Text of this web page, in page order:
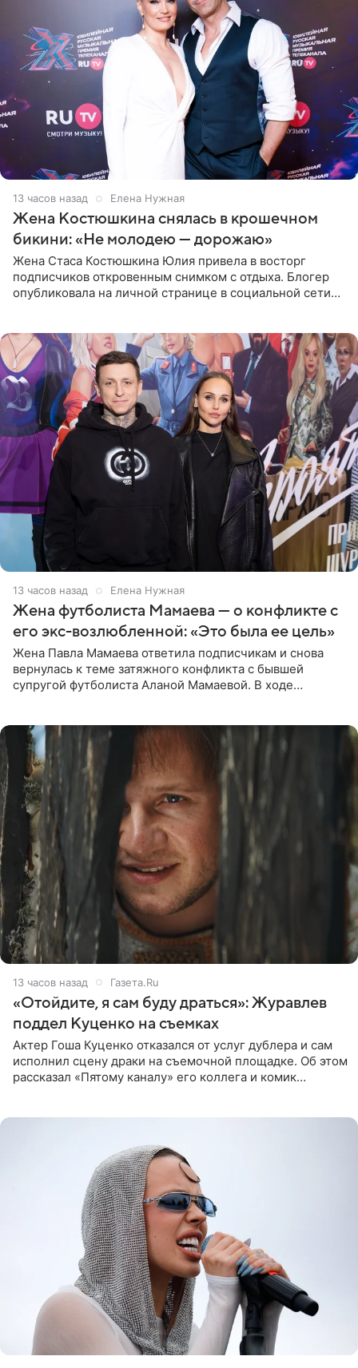
13 часов назад Елена Нужная
Жена Костюшкина снялась в крошечном
бикини: «Не молодею — дорожаю»
Жена Стаса Костюшкина Юлия привела в восторг
подписчиков откровенным снимком с отдыха. Блогер
опубликовала на личной странице в социальной сети
13 часов назад Елена Нужная
Жена футболиста Мамаева — о конфликте с
его экс-возлюбленной: «Это была ее цель»
Жена Павла Мамаева ответила подписчикам и снова
вернулась к теме затяжного конфликта с бывшей
супругой футболиста Аланой Мамаевой. В ходе
13 часов назад Газета.Ru
«Отойдите, я сам буду драться»: Журавлев
поддел Куценко на съемках
Актер Гоша Куценко отказался от услуг дублера и сам
исполнил сцену драки на съемочной площадке. Об этом
рассказал «Пятому каналу» его коллега и комик